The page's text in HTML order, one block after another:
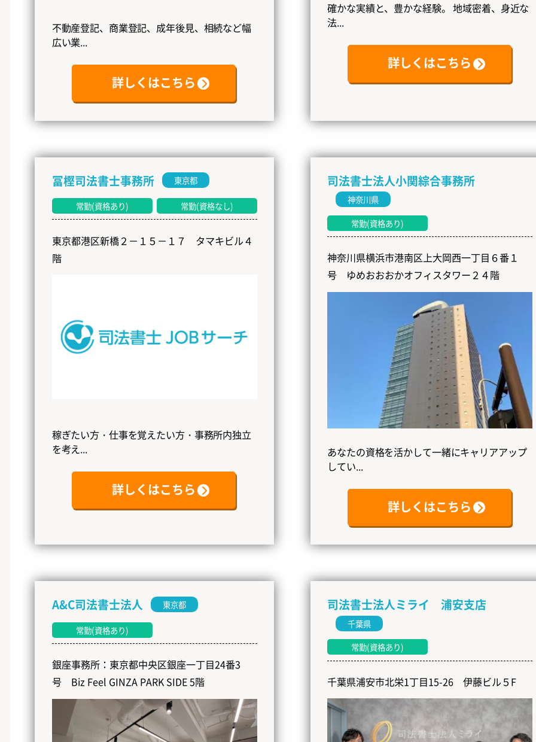
不動産登記、商業登記、成年後見、相続など幅
広い業...
詳しくはこちら
確かな実績と、豊かな経験。 地域密着、身近な
法...
詳しくはこちら
冨樫司法書士事務所 東京都
常勤(資格あり) 常勤(資格なし)
東京都港区新橋２－１５－１７ タマキビル４
階
稼ぎたい方・仕事を覚えたい方・事務所内独立
を考え...
詳しくはこちら
司法書士法人小関綜合事務所
神奈川県
常勤(資格あり)
神奈川県横浜市港南区上大岡西一丁目６番１
号 ゆめおおおかオフィスタワー２４階
あなたの資格を活かして一緒にキャリアアップ
してい...
詳しくはこちら
A&C司法書士法人 東京都
常勤(資格あり)
銀座事務所：東京都中央区銀座一丁目24番3
号 Biz Feel GINZA PARK SIDE 5階
司法書士法人ミライ 浦安支店
千葉県
常勤(資格あり)
千葉県浦安市北栄1丁目15-26 伊藤ビル５F